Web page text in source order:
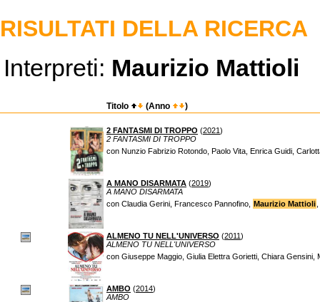
RISULTATI DELLA RICERCA
Interpreti: Maurizio Mattioli
Titolo (Anno )
2 FANTASMI DI TROPPO (2021)
2 FANTASMI DI TROPPO
con Nunzio Fabrizio Rotondo, Paolo Vita, Enrica Guidi,
A MANO DISARMATA (2019)
A MANO DISARMATA
con Claudia Gerini, Francesco Pannofino, Maurizio Mattioli
ALMENO TU NELL'UNIVERSO (2011)
ALMENO TU NELL'UNIVERSO
con Giuseppe Maggio, Giulia Elettra Gorietti, Chiara
AMBO (2014)
AMBO